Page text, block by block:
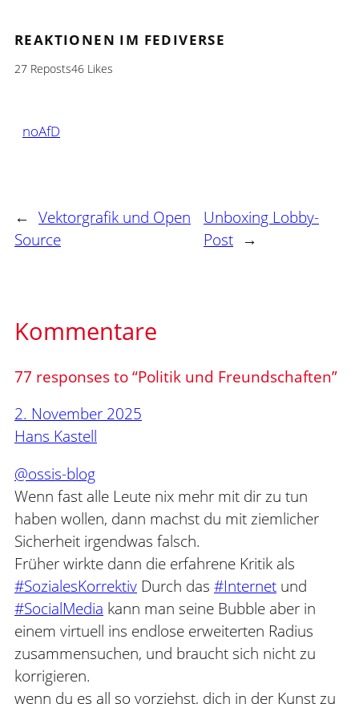
REAKTIONEN IM FEDIVERSE
27 Reposts46 Likes
noAfD
← Vektorgrafik und Open
Source
Unboxing Lobby-
Post →
Kommentare
77 responses to “Politik und Freundschaften”
2. November 2025
Hans Kastell
@ossis-blog
Wenn fast alle Leute nix mehr mit dir zu tun
haben wollen, dann machst du mit ziemlicher
Sicherheit irgendwas falsch.
Früher wirkte dann die erfahrene Kritik als
#SozialesKorrektiv Durch das #Internet und
#SocialMedia kann man seine Bubble aber in
einem virtuell ins endlose erweiterten Radius
zusammensuchen, und braucht sich nicht zu
korrigieren.
wenn du es all so vorziehst, dich in der Kunst zu